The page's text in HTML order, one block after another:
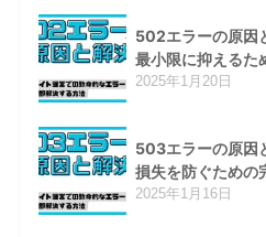
502エラーの原因
最小限に抑えるた
2025年1月20日
503エラーの原因
損失を防ぐための
2025年1月16日